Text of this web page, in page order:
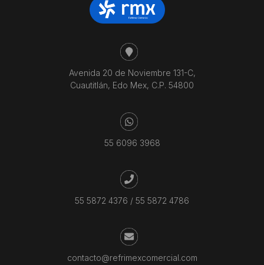
Avenida 20 de Noviembre 131-C,
Cuautitlán, Edo Mex, C.P. 54800
55 6096 3968
55 5872 4376 / 55 5872 4786
contacto@refrimexcomercial.com